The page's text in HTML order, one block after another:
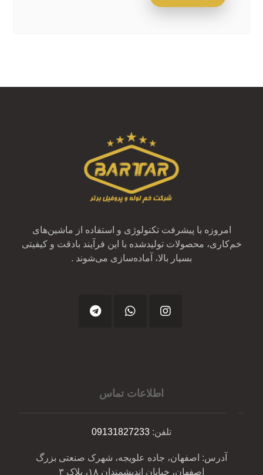
امروزه با پیشرفت تکنولوژی و استفاده از ماشین‌های
خم‌کاری، محصولات تولیدشده با این فرآیند بادقت و کیفیتی
بسیار بالا، آماده‌سازی می‌شوند .
اطلاعات تماس
تلفن: 09131827233
آدرس: اصفهان، جاده علویجه، شهرک صنعتی بزرگ
اصفهان، خیابان اندیشمندان ۱۸، پلاک ۳